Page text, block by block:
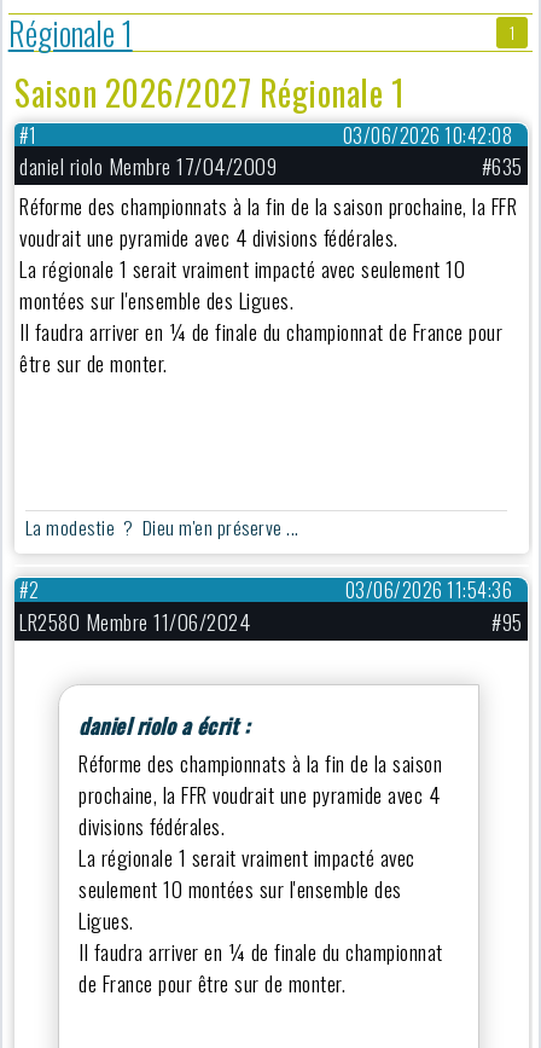
Régionale 1 1
Saison 2026/2027 Régionale 1
03/06/2026 10:42:08
#1
daniel riolo Membre 17/04/2009
#635
Réforme des championnats à la fin de la saison prochaine, la FFR
voudrait une pyramide avec 4 divisions fédérales.
La régionale 1 serait vraiment impacté avec seulement 10
montées sur l'ensemble des Ligues.
Il faudra arriver en ¼ de finale du championnat de France pour
être sur de monter.
La modestie ? Dieu m'en préserve ...
03/06/2026 11:54:36
#2
LR2580 Membre 11/06/2024 #95
daniel riolo a écrit :
Réforme des championnats à la fin de la saison
prochaine, la FFR voudrait une pyramide avec 4
divisions fédérales.
La régionale 1 serait vraiment impacté avec
seulement 10 montées sur l'ensemble des
Ligues.
Il faudra arriver en ¼ de finale du championnat
de France pour être sur de monter.